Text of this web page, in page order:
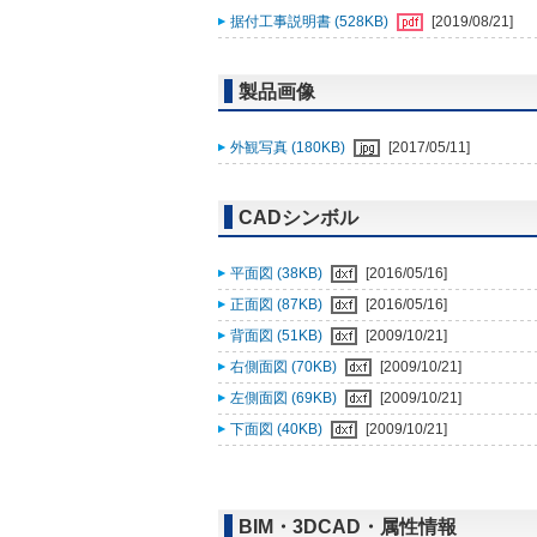
据付工事説明書 (528KB) [2019/08/21]
製品画像
外観写真 (180KB) [2017/05/11]
CADシンボル
平面図 (38KB)
[2016/05/16]
正面図 (87KB)
[2016/05/16]
背面図 (51KB)
[2009/10/21]
右側面図 (70KB)
[2009/10/21]
左側面図 (69KB)
[2009/10/21]
下面図 (40KB)
[2009/10/21]
BIM・3DCAD・属性情報